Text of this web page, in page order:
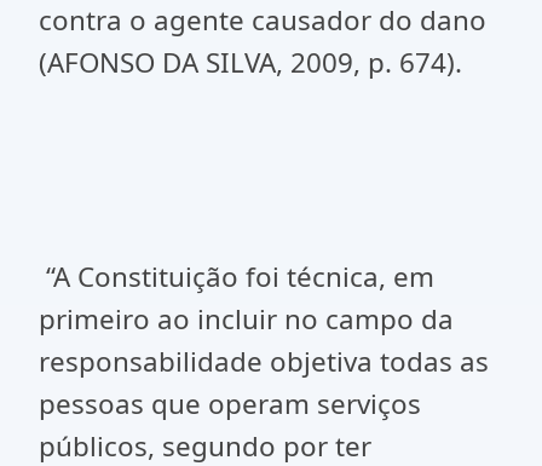
contra o agente causador do dano
(AFONSO DA SILVA, 2009, p. 674).
“A Constituição foi técnica, em
primeiro ao incluir no campo da
responsabilidade objetiva todas as
pessoas que operam serviços
públicos, segundo por ter